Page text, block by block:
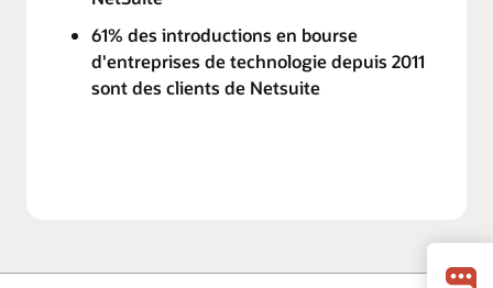
61% des introductions en bourse
d'entreprises de technologie depuis 2011
sont des clients de Netsuite